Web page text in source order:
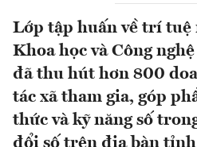
Lớp tập huấn về trí tuệ
Khoa học và Công
đã thu hút hơn 800
tác xã tham gia, góp
thức và kỹ năng số
đổi số trên địa bàn